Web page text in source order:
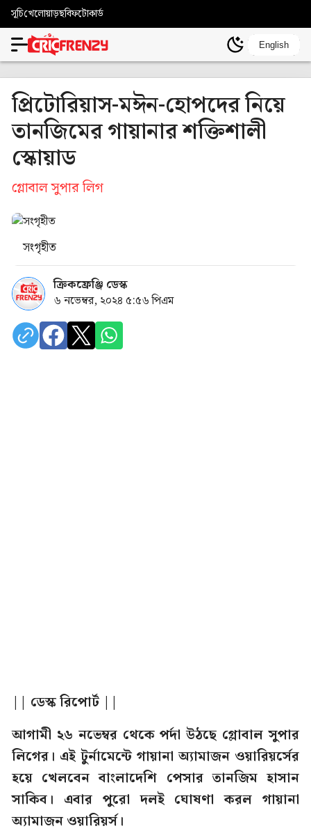
সূচিখেলোয়াড়ছবিফটোকার্ড
English
প্রিটোরিয়াস-মঈন-হোপদের নিয়ে
তানজিমের গায়ানার শক্তিশালী
স্কোয়াড
গ্লোবাল সুপার লিগ
সংগৃহীত
ক্রিকফ্রেঞ্জি ডেস্ক
৬ নভেম্বর, ২০২৪ ৫:৫৬ পিএম
|| ডেস্ক রিপোর্ট ||
আগামী ২৬ নভেম্বর থেকে পর্দা উঠছে গ্লোবাল সুপার
লিগের। এই টুর্নামেন্টে গায়ানা অ্যামাজন ওয়ারিয়র্সের
হয়ে খেলবেন বাংলাদেশি পেসার তানজিম হাসান
সাকিব। এবার পুরো দলই ঘোষণা করল গায়ানা
অ্যামাজন ওয়ারিয়র্স।